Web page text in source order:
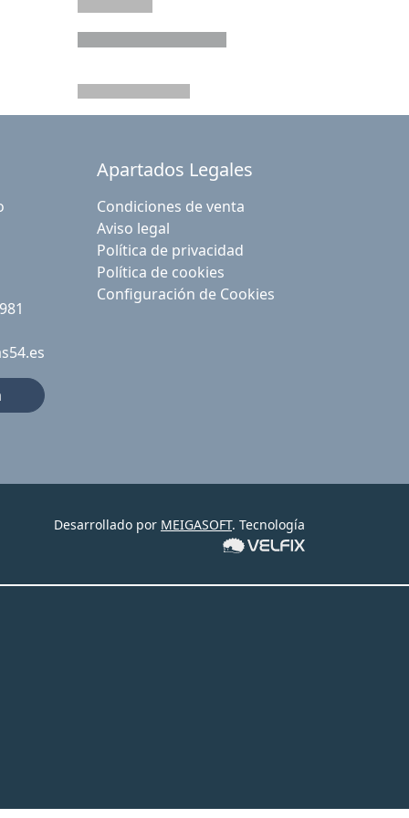
Apartados Legales
Condiciones de venta
Aviso legal
Política de privacidad
Política de cookies
Configuración de Cookies
Desarrollado por MEIGASOFT. Tecnología